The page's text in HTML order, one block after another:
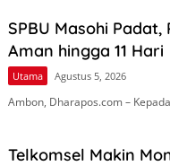
SPBU Masohi
Aman hingga 11 Hari
Utama Agustus 5, 2026
Ambon, Dharapos.com –
Telkomsel Makin